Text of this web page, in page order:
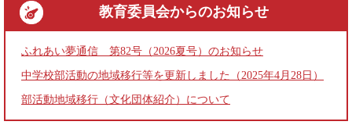
教育委員会からのお知らせ
ふれあい夢通信 第82号（2026夏号）のお知らせ
中学校部活動の地域移行等を更新しました（2025年4月28日）
部活動地域移行（文化団体紹介）について